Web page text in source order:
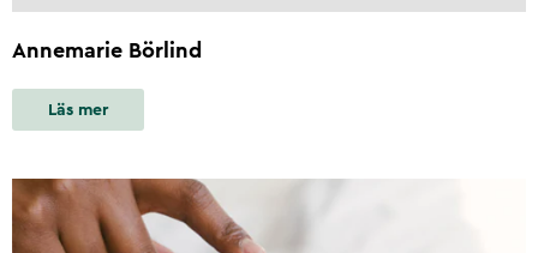
Annemarie Börlind
Läs mer